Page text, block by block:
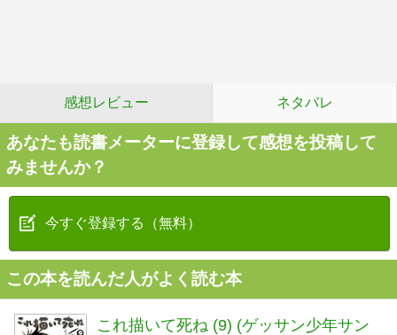
感想レビュー ネタバレ
あなたも読書メーターに登録して感想を投稿して
みませんか？
今すぐ登録する（無料）
この本を読んだ人がよく読む本
これ描いて死ね (9) (ゲッサン少年サン